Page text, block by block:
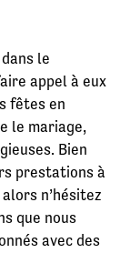
le
appel à eux
fêtes en
le mariage,
Bien
prestations à
n’hésitez
que nous
avec des